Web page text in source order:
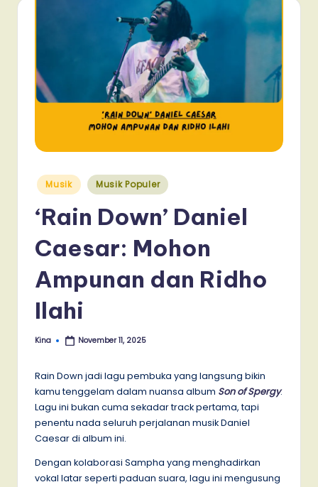
Posted
in
Musik Musik Populer
‘Rain Down’ Daniel
Caesar: Mohon
Ampunan dan Ridho
Ilahi
Posted
Kina November 11, 2025
Rain Down jadi lagu pembuka yang langsung bikin
kamu tenggelam dalam nuansa album Son of Spergy.
Lagu ini bukan cuma sekadar track pertama, tapi
penentu nada seluruh perjalanan musik Daniel
Caesar di album ini.
Dengan kolaborasi Sampha yang menghadirkan
vokal latar seperti paduan suara, lagu ini mengusung